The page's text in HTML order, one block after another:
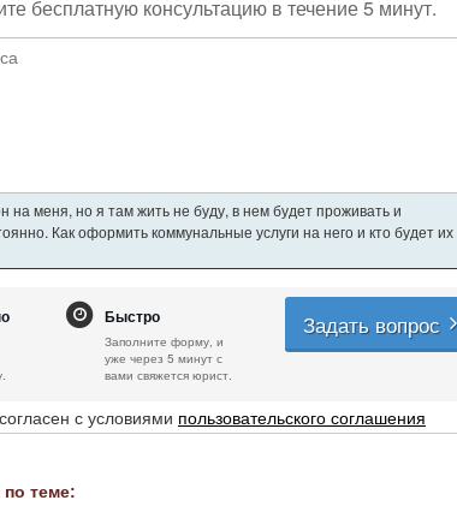
бесплатную консультацию в течение 5 минут.
на меня, но я там жить не буду, в нем будет проживать и
Как оформить коммунальные услуги на него и кто будет их
Быстро
Заполните форму, и
уже через 5 минут с
вами свяжется юрист.
Задать вопрос
с условиями пользовательского соглашения
теме: